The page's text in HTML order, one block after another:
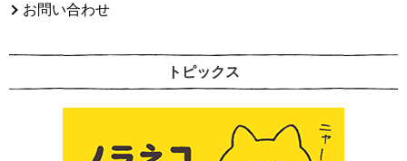
お問い合わせ
トピックス